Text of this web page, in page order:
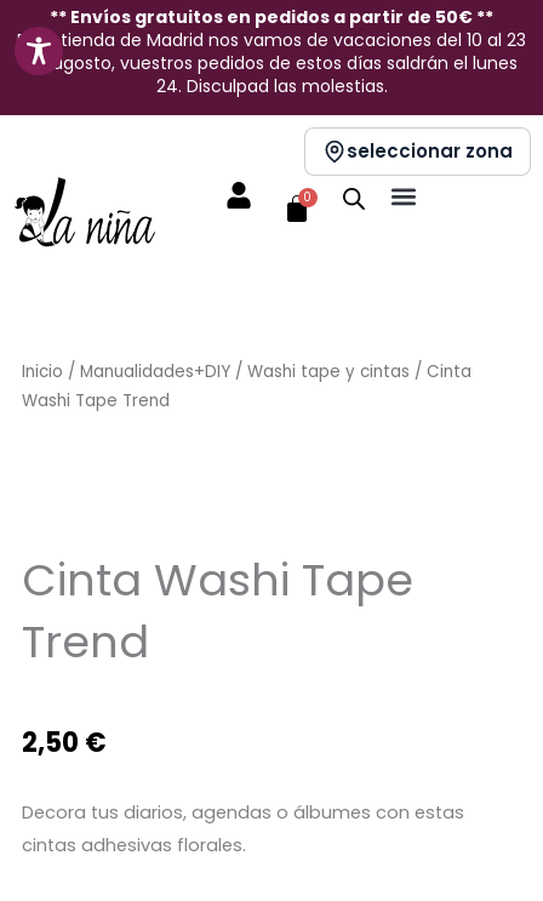
contenido
** Envíos gratuitos en pedidos a partir de 50€ **
En la tienda de Madrid nos vamos de vacaciones del 10 al 23
de agosto, vuestros pedidos de estos días saldrán el lunes
24. Disculpad las molestias.
seleccionar zona
0
Carrito
Inicio / Manualidades+DIY/ Washi tape y cintas / Cinta
Washi Tape Trend
Cinta Washi Tape
Trend
2,50 €
Decora tus diarios, agendas o álbumes con estas
cintas adhesivas florales.